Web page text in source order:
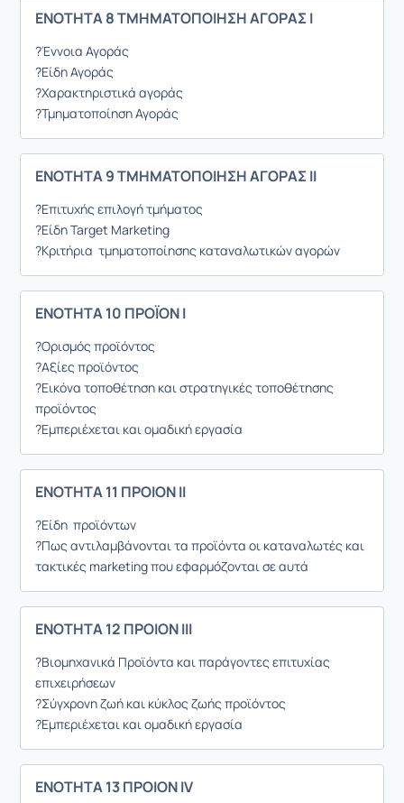
ΕΝΟΤΗΤΑ 8 ΤΜΗΜΑΤΟΠΟΙΗΣΗ ΑΓΟΡΑΣ Ι
?Έννοια Αγοράς
?Είδη Αγοράς
?Χαρακτηριστικά αγοράς
?Τμηματοποίηση Αγοράς
ΕΝΟΤΗΤΑ 9 ΤΜΗΜΑΤΟΠΟΙΗΣΗ ΑΓΟΡΑΣ ΙI
?Επιτυχής επιλογή τμήματος
?Είδη Target Marketing
?Κριτήρια τμηματοποίησης καταναλωτικών αγορών
ΕΝΟΤΗΤΑ 10 ΠΡΟΪΟΝ I
?Ορισμός προϊόντος
?Αξίες προϊόντος
?Εικόνα τοποθέτηση και στρατηγικές τοποθέτησης
προϊόντος
?Εμπεριέχεται και ομαδική εργασία
ΕΝΟΤΗΤΑ 11 ΠΡΟΙΟΝ ΙΙ
?Είδη προϊόντων
?Πως αντιλαμβάνονται τα προϊόντα οι καταναλωτές και
τακτικές marketing που εφαρμόζονται σε αυτά
ΕΝΟΤΗΤΑ 12 ΠΡΟΙΟΝ ΙΙΙ
?Βιομηχανικά Προϊόντα και παράγοντες επιτυχίας
επιχειρήσεων
?Σύγχρονη ζωή και κύκλος ζωής προϊόντος
?Εμπεριέχεται και ομαδική εργασία
ΕΝΟΤΗΤΑ 13 ΠΡΟΙΟΝ IV